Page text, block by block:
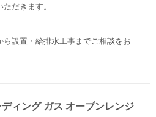
だきます。
ら設置・給排水工事までご相談をお
ィング ガス オーブンレンジ